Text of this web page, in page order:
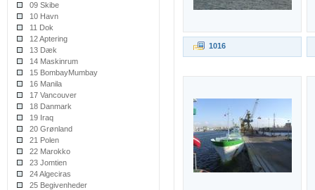
09 Skibe
10 Havn
11 Dok
12 Aptering
13 Dæk
14 Maskinrum
15 BombayMumbay
16 Manila
17 Vancouver
18 Danmark
19 Iraq
20 Grønland
21 Polen
22 Marokko
23 Jomtien
24 Algeciras
25 Begivenheder
1016